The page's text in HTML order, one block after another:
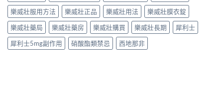
樂威壯服用方法
樂威壯正品 樂威壯用法
樂威壯膜衣錠
樂威壯藥局
樂威壯藥房 樂威壯購買 樂威壯長期
犀利士
犀利士5mg副作用
硝酸酯類禁忌 西地那非